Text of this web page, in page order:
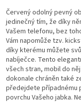
Červený odolný pevný
jedinečný tím, že díky
Vašem telefonu, bez
Vám napomůže tzv.
díky kterému můžete
nabíječce. Tento
všech stran, mobil do
dokonale chráněn také
předejdete případnému
povrchu Vašeho jabka.